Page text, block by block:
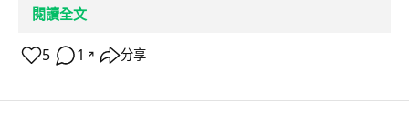
閱讀全文
5 1 ↗ 分享